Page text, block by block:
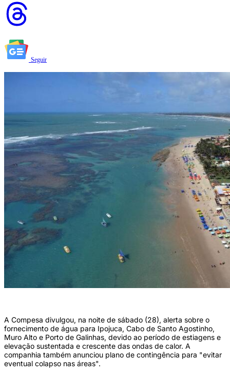
Seguir
A Compesa divulgou, na noite de sábado (28), alerta sobre o
fornecimento de água para Ipojuca, Cabo de Santo Agostinho,
Muro Alto e Porto de Galinhas, devido ao período de estiagens e
elevação sustentada e crescente das ondas de calor. A
companhia também anunciou plano de contingência para "evitar
eventual colapso nas áreas".